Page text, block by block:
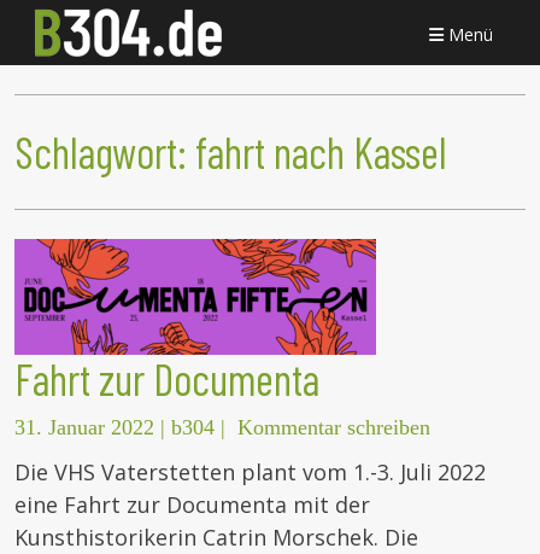
Menü
Schlagwort: fahrt nach Kassel
Fahrt zur Documenta
31. Januar 2022 | b304 | Kommentar schreiben
Die VHS Vaterstetten plant vom 1.-3. Juli 2022
eine Fahrt zur Documenta mit der
Kunsthistorikerin Catrin Morschek. Die